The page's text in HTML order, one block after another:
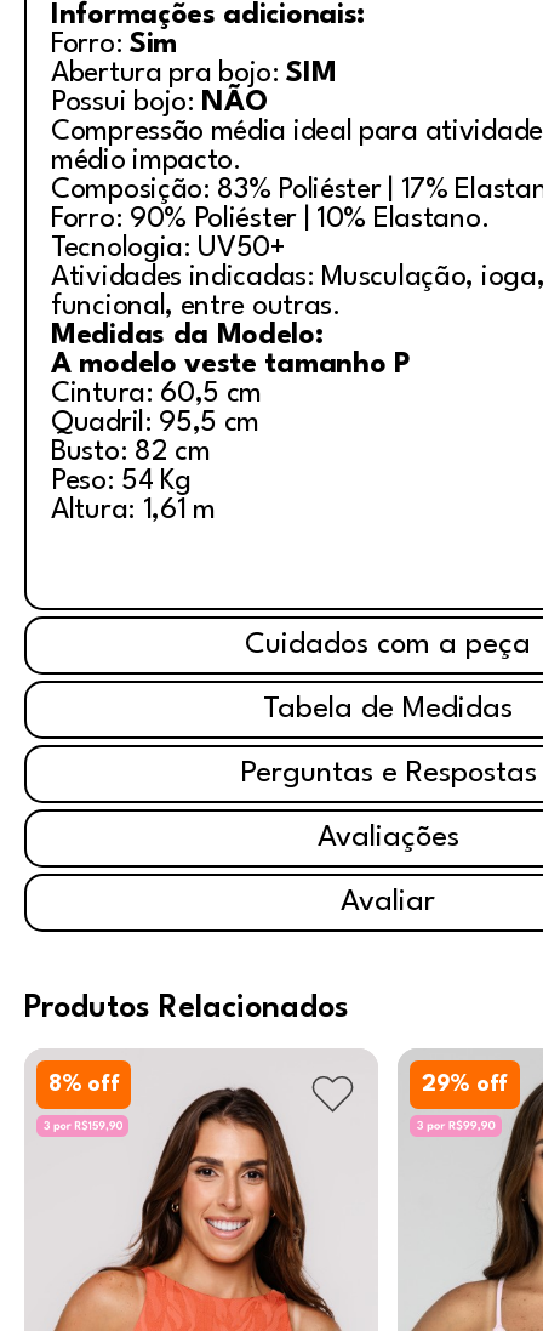
Informações adicionais:
Forro: Sim
Abertura pra bojo:SIM
Possui bojo: NÃO
Compressão média ideal para
médio impacto.
Composição: 83% Poliéster | 17%
Forro: 90% Poliéster | 10% Elastano.
Tecnologia: UV50+
Atividades indicadas: Musculação,
funcional, entre outras.
Medidas da Modelo:
A modelo veste tamanho P
Cintura: 60,5 cm
Quadril: 95,5 cm
Busto: 82 cm
Peso: 54 Kg
Altura: 1,61 m
Cuidados com a peça
Tabela de Medidas
Perguntas e Respostas
Avaliações
Avaliar
Produtos Relacionados
8% off 29% off